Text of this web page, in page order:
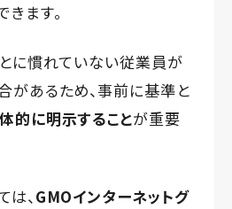
ます。
とに慣れていない従業員が
があるため、事前に基準と
的に明示することが重要
は、GMOインターネットグ